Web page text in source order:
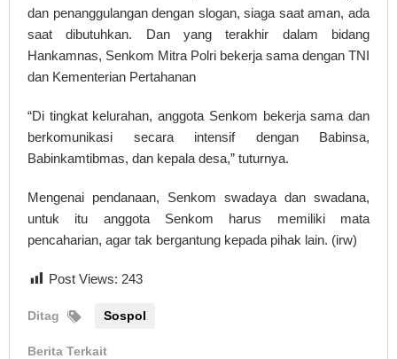
dan penanggulangan dengan slogan, siaga saat aman, ada
saat dibutuhkan. Dan yang terakhir dalam bidang
Hankamnas, Senkom Mitra Polri bekerja sama dengan TNI
dan Kementerian Pertahanan
“Di tingkat kelurahan, anggota Senkom bekerja sama dan
berkomunikasi secara intensif dengan Babinsa,
Babinkamtibmas, dan kepala desa,” tuturnya.
Mengenai pendanaan, Senkom swadaya dan swadana,
untuk itu anggota Senkom harus memiliki mata
pencaharian, agar tak bergantung kepada pihak lain. (irw)
Post Views: 243
Ditag Sospol
Berita Terkait